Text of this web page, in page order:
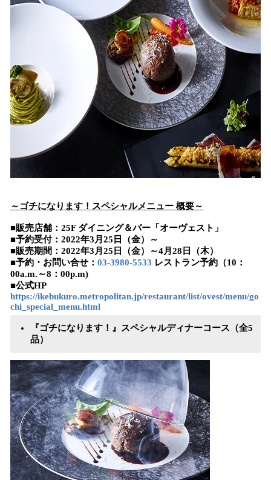
～ゴチになります！スペシャルメニュー 概要～
■販売店舗 ： 25F ダイニング＆バー 「 オーヴェスト 」
■予約受付：2022年3 月25 日（金）～
■販売期間：2022年3 月 25日（金）～4月 28日（木）
■予約 ・ お問い合せ ： 03-3980-5533 レストラン予約 （10：
00a.m.～8：00p.m)
■公式HP
https://ikebukuro.metropolitan.jp/restaurant/list/ovest/menu/go
chi_special_menu.html
『ゴチになります！』スペシャルディナーコース（全5
品）